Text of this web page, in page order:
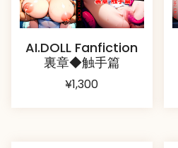
AI.DOLL Fanfiction
裏章◆触手篇
¥1,300